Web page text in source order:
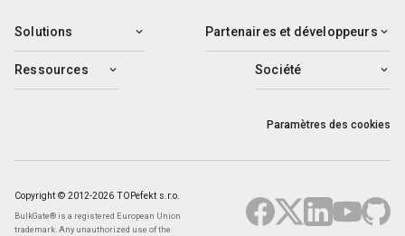
Solutions Partenaires et développeurs
Ressources Société
Paramètres des cookies
Copyright © 2012-2026 TOPefekt s.r.o.
BulkGate® is a registered European Union
trademark. Any unauthorized use of the